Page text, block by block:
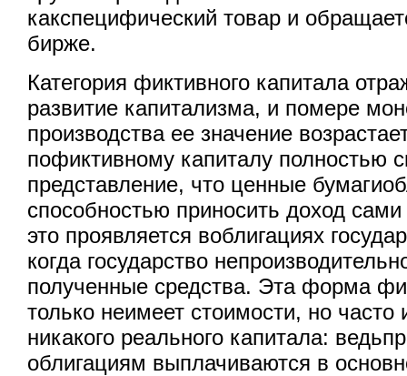
какспецифический товар и
бирже.
Категория фиктивного капитала
развитие капитализма, и помере
производства ее значение
пофиктивному капиталу полностью
представление, что ценные
способностью приносить доход
это проявляется воблигациях
когда государство
полученные средства. Эта форма
только неимеет стоимости, но часто
никакого реального капитала:
облигациям выплачиваются в